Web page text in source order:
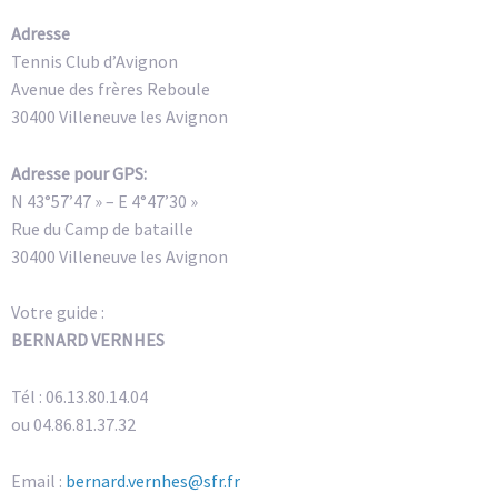
Adresse
Tennis Club d’Avignon
Avenue des frères Reboule
30400 Villeneuve les Avignon
Adresse pour GPS:
N 43°57’47 » – E 4°47’30 »
Rue du Camp de bataille
30400 Villeneuve les Avignon
Votre guide :
BERNARD VERNHES
Tél : 06.13.80.14.04
ou 04.86.81.37.32
Email : bernard.vernhes@sfr.fr